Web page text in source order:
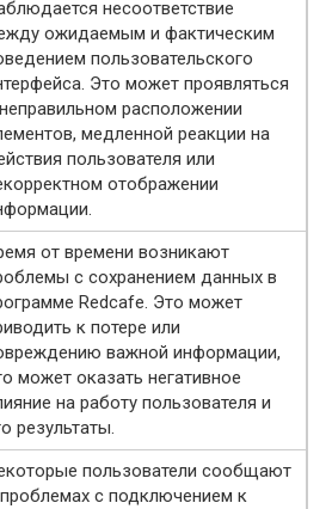
несоответствие
ожидаемым и фактическим
пользовательского
Это может проявляться
расположении
медленной реакции на
пользователя или
отображении
от времени возникают
с сохранением данных в
Redcafe. Это может
к потере или
важной информации,
может оказать негативное
на работу пользователя и
результаты.
пользователи сообщают
с подключением к